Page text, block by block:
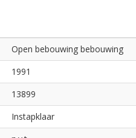
Open bebouwing bebouwing
1991
13899
Instapklaar